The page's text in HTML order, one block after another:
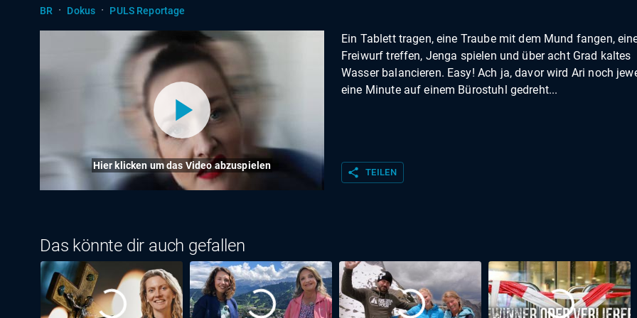
BR · Dokus · PULS Reportage
Hier klicken um das Video abzuspielen
Ein Tablett tragen, eine Traube mit dem Mund fangen,
Freiwurf treffen, Jenga spielen und über acht Grad kaltes
Wasser balancieren. Easy! Ach ja, davor wird Ari noch
eine Minute auf einem Bürostuhl gedreht...
share TEILEN
Das könnte dir auch gefallen